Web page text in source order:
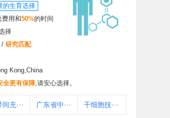
的生育选择
费用和50%的时间
择
/ 研究匹配
Kong,China
全更有保障,请安心选择。
严选细胞推荐
充··· 广东省中··· 干细胞技···